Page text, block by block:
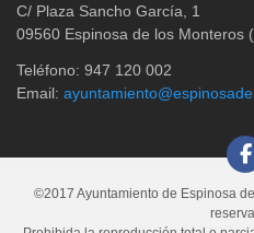
C/ Plaza Sancho García, 1
09560 Espinosa de los Monteros
Teléfono: 947 120 002
Email:
©2017 Ayuntamiento de Espinosa